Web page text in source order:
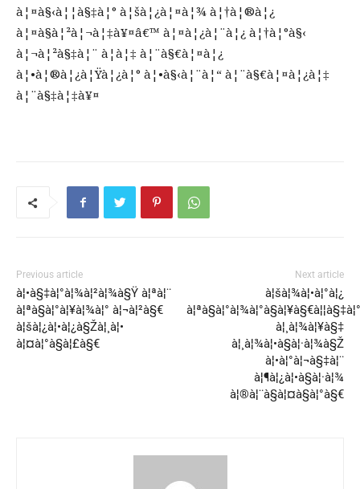
à¦¤à§‹à¦¦à§‡à¦° à¦šà¦¿à¦¤à¦¾ à¦†à¦®à¦¿
à¦¤à§à¦²à¦¬à¦‡à¥¤â€™ à¦¤à¦¿à¦¨à¦¿ à¦†à¦°à§‹
à¦¬à¦²à§‡à¦¨ à¦à¦‡ à¦¨à§€à¦¤à¦¿
à¦•à¦®à¦¿à¦Ÿà¦¿à¦° à¦•à§‹à¦¨à¦“ à¦¨à§€à¦¤à¦¿à¦‡
à¦¨à§‡à¦‡à¥¤
Previous article
à¦•à§‡à¦°à¦¾à¦²à¦¾à§Ÿ à¦ªà¦¨
à¦ªà§à¦°à¦¥à¦¾à¦° à¦¬à¦²à§€
à¦šà¦¿à¦•à¦¿à§Žà¦¸à¦•
à¦¤à¦°à§à¦£à§€
Next article
à¦šà¦¾à¦•à¦°à¦¿
à¦¸à¦¾à¦¥à§‡
à¦¸à¦¾à¦•à§à¦·à¦¾à§Ž
à¦•à¦°à¦¬à§‡à¦¨
à¦¶à¦¿à¦•à§à¦·à¦¾
à¦®à¦¨à§à¦¤à§à¦°à§€